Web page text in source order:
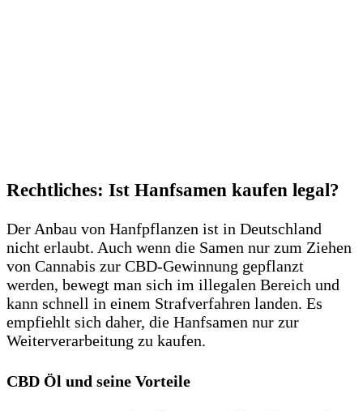
Rechtliches: Ist Hanfsamen kaufen legal?
Der Anbau von Hanfpflanzen ist in Deutschland
nicht erlaubt. Auch wenn die Samen nur zum Ziehen
von Cannabis zur CBD-Gewinnung gepflanzt
werden, bewegt man sich im illegalen Bereich und
kann schnell in einem Strafverfahren landen. Es
empfiehlt sich daher, die Hanfsamen nur zur
Weiterverarbeitung zu kaufen.
CBD Öl und seine Vorteile